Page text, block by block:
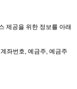
제공을 위한 정보를 아래
좌번호, 예금주, 예금주